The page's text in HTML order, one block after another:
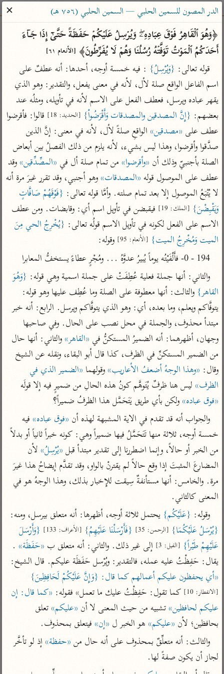
ساهم معنا في نشر القرآن والعلم الشرعي
الباحث القرآني
تفسير علوم مصاحف
Type 2 or more characters for results.
Type 1 or more
characters for results.
أمّهات
تفسير الطبري
تفسير ابن كثير
تفسير القرطبي
تفسير البغوي
جمع الأقوال
تفسير ابن الجوزي
تفسير الماوردي
منتقاة
تفسير ابن القيم
تفسير ابن تيمية
عامّة
تفسير السمعاني
تفسير مكّي
محاسن التأويل
للقاسمي
تفسير الثعالبي
تفسير السمرقندي
تفسير الثعلبي
عامّة
فتح البيان للقنوجي
فتح القدير للشوكاني
تفسير ابن جزي
موسوعات
تفسير الآلوسي
تفسير الرازي
أخرى
أضواء البيان
نظم الدرر للبقاعي
لغة وبلاغة
التحرير والتنوير
المحرر الوجيز لابن
عطية
البحر المحيط لأبي
حيان
البسيط للواحدي
تفسير أبي السعود
الكشاف للزمخشري
معاصرة
الميسر
المختصر في
التفسير
تفسير السعدي
أيسر التفاسير
القرآن – تدبر وعمل
مركَّزة العبارة
تفسير الجلالين
جامع البيان للإيجي
تفسير البيضاوي
تفسير النسفي
الوجيز للواحدي
تفسير ابن أبي زمنين
آثار
موسوعة التفسير
المأثور
الدر المنثور
تفسير ابن أبي حاتم
تفسير قتادة
اشترك لتصلك أخبار مشاريعنا
اشترك
راسلنا •تليجرام •تويتر
تعليمات •عن الباحث القرآني
الدر المصون للسمين الحلبي — السمين الحلبي (٧٥٦ هـ)
✕
أَحَدَكُمُ ٱلۡمَوۡتُ تَوَفَّتۡهُ رُسُلُنَا وَهُمۡ لَا یُفَرِّطُونَ﴾ [الأنعام ٦١]
قوله تعالى: {وَيُرْسِلُ}
بعضهم: {إِنَّ المصدقين والمصدقات وَأَقْرَضُواْ} [الحديد: 18]
عطف على «مصدقين»
الصلة بأجنبيّ وذلك أن «وأقرضوا» من تمام صلة أل في «المصِّدِّقين»
عطف على الموصول قوله «المصدقات»
لا يُتْبَعُ الموصول إلا بعد تمام صلته. وأمَّا قوله تعالى:
وَيَقْبِضْنَ} [الملك: 19]
الاسم على الفعل لكونه في تأويل الاسم قولُه تعالى:
الميت وَمُخْرِجُ الميت} [الأنعام: 95]
وقوله:
194 - 0- فأَلْفَيْتُه يوماً يُبيرُ عدوَّهُ ... ومُجْرٍ عطاءً يستخفُّ المعابرا
والثاني: أنها جملة فعلية عُطِفَتْ على جملة اسمية وهي قوله:
{وَهُوَ
القاهر}
يتوفَّاكم ويعلم، وما بعده، أي: وهو الذي يتوفَّاكم ويرسل. الرابع: أنه خبر
وجهان، أظهرهما: أنه الضميرُ المستكنُّ في «القاهر»
وقال: «وهذا الوجهُ أضعفُ الأعاريب» وقولهما
الظرف» ليس هنا ظرفٌ يُتَوهَّم كونُ هذه الحالِ من ضميرٍ فيه إلا قولَه
«فوق عباده» ولكن بأي طريق يَتَحَمَّل هذا الظرفُ ضميراً؟
والجواب أنه قد تقدم في الاية المشبهة لهذه أن «فوق عباده»
من الخبر أو حالاً، وإنما اضطررنا إلى تقدير مبتدأ قبل «يُرْسِلُ»
المضارعَ المثبتَ إذا وقع حالاً لم يقترنْ بالواو، وقد تقدَّم إيضاحُ هذا غيرَ
المعنى كالثاني.
وقوله: {عَلَيْكُم} يحتمل ثلاثة أوجه، أظهرها: أنه متعلق بيرسل، ومنه:
{يُرْسَلُ عَلَيْكُمَا} [الرحمن: 35] {فَأَرْسَلْنَا عَلَيْهِمُ} [الأعراف: 133]
عَلَيْهِمْ طَيْراً} [الفيل: 3] إلى غير ذلك. والثاني: أنه متعلق ب «حَفَظَة»
يقال: حَفِظْتُ عليه عمله، فالتقدير: ويُرْسل حَفَظَة عليكم. قال الشيخ:
«أي يحفظون عليكم أعمالهم كما قال: {وَإِنَّ عَلَيْكُمْ لَحَافِظِينَ}
[الانفطار: 10] كما تقول: حَفِظْتُ عليك ما تعمل» فقوله:
عليكم لحافظين» تشبيه من حيث المعنى لا أن «عليكم»
بحافظين؛ لأن «عليكم» هو الخبر ل «إن» فيتعلق بمحذوف.
والثالث: أنه متعلِّقٌ بمحذوف على أنه حال من «حفظة»
إذ لو تأخَّر
لجاز أن يكون صفةً لها.